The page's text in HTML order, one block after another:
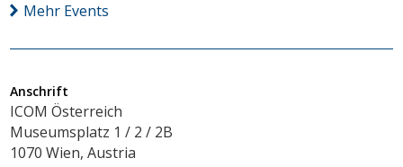
Mehr Events
Anschrift
ICOM Österreich
Museumsplatz 1 / 2 / 2B
1070 Wien, Austria